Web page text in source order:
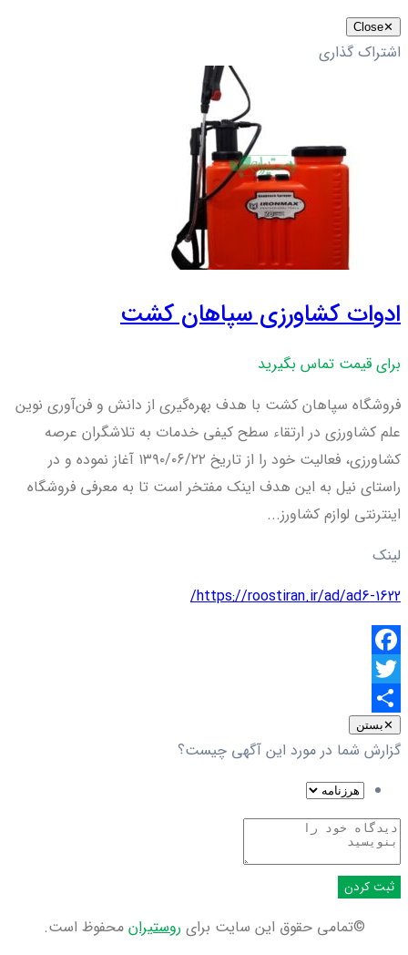
✕
Close
اشتراک گذاری
ادوات کشاورزی سپاهان کشت
برای قیمت تماس بگیرید
فروشگاه سپاهان کشت با هدف بهره‌گیری از دانش و فن‌آوری نوین
علم کشاورزی در ارتقاء سطح کیفی خدمات به تلاشگران عرصه
کشاورزی، فعالیت خود را از تاریخ ۱۳۹۰/۰۶/۲۲ آغاز نموده و در
راستای نیل به این هدف اینک مفتخر است تا به معرفی فروشگاه
اینترنتی لوازم کشاورز...
لینک
https://roostiran.ir/ad/ad6-1622/
Facebook
Twitter
اشتراک
گذاری
✕بستن
گزارش شما در مورد این آگهی چیست؟
ثبت کردن
©تمامی حقوق این سایت برای روستیران محفوظ است.